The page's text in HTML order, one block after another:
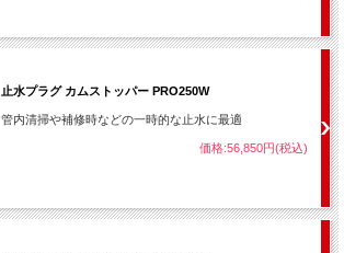
止水プラグ カムストッパー PRO250W
管内清掃や補修時などの一時的な止水に最適
価格:56,850円(税込)